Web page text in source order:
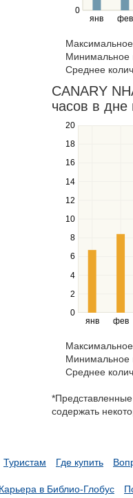
янв фев
0
right
navigate
through
items
in
a
series.
Минимальное
Среднее
CANARY
часов в дне
янв фев
0
2
4
6
8
10
12
14
16
18
20
Use
the
and
down
to
navigate
series.
Use
the
and
right
navigate
through
items
a
series.
Минимальное
Среднее
содержать
Туристам Где купить
Карьера в Библио-Глобус